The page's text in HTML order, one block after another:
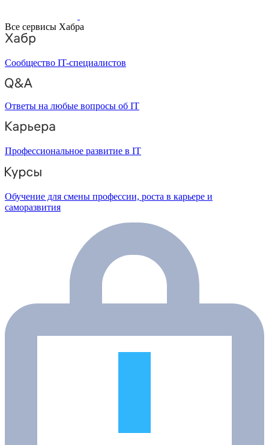
Все сервисы Хабра
Сообщество IT-специалистов
Ответы на любые вопросы об IT
Профессиональное развитие в IT
Обучение для смены профессии, роста в карьере и
саморазвития